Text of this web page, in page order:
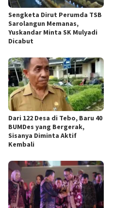
Sengketa Dirut Perumda TSB
Sarolangun Memanas,
Yuskandar Minta SK Mulyadi
Dicabut
Dari 122 Desa di Tebo, Baru 40
BUMDes yang Bergerak,
Sisanya Diminta Aktif
Kembali